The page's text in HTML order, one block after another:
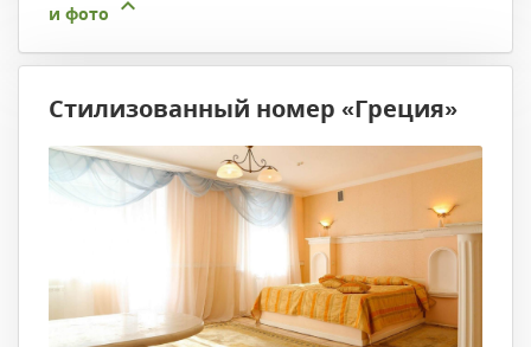
и фото
Стилизованный номер «Греция»